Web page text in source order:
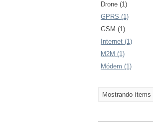
Drone (1)
GPRS (1)
GSM (1)
Internet (1)
M2M (1)
Módem (1)
Mostrando ítems